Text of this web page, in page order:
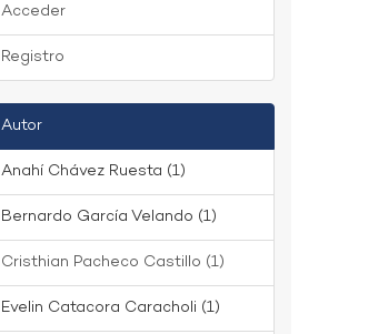
Acceder
Registro
Autor
Anahí Chávez Ruesta (1)
Bernardo García Velando (1)
Cristhian Pacheco Castillo (1)
Evelin Catacora Caracholi (1)